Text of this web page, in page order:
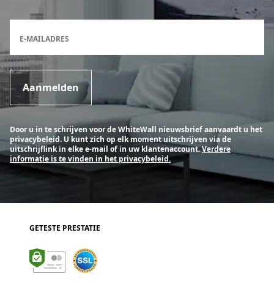
E-MAILADRES
Aanmelden
Door u in te schrijven voor de WhiteWall nieuwsbrief aanvaardt u het
privacybeleid. U kunt zich op elk moment uitschrijven via de
uitschrijflink in elke e-mail of in uw klantenaccount.Verdere
informatie is te vinden in het privacybeleid.
GETESTE PRESTATIE